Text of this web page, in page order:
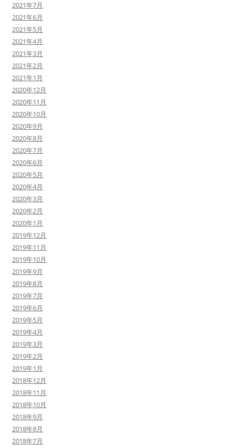
2021年7月
2021年6月
2021年5月
2021年4月
2021年3月
2021年2月
2021年1月
2020年12月
2020年11月
2020年10月
2020年9月
2020年8月
2020年7月
2020年6月
2020年5月
2020年4月
2020年3月
2020年2月
2020年1月
2019年12月
2019年11月
2019年10月
2019年9月
2019年8月
2019年7月
2019年6月
2019年5月
2019年4月
2019年3月
2019年2月
2019年1月
2018年12月
2018年11月
2018年10月
2018年9月
2018年8月
2018年7月